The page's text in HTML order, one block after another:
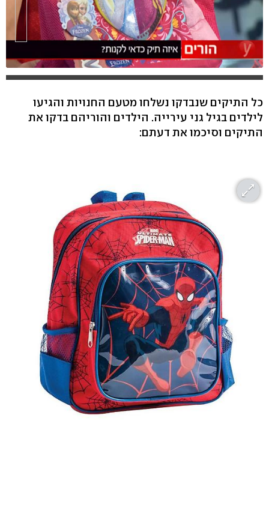
כל התיקים שנבדקו נשלחו מטעם החנויות והגיעו
לילדים בגיל גני עירייה. הילדים והוריהם בדקו את
התיקים וסיכמו את דעתם: